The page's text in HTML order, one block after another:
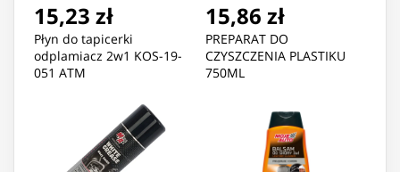
15,23 zł
Płyn do tapicerki
odplamiacz 2w1 KOS-19-
051 ATM
15,86 zł
PREPARAT DO
CZYSZCZENIA PLASTIKU
750ML